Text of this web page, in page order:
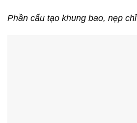
Phần cấu tạo khung bao, nẹp chỉ